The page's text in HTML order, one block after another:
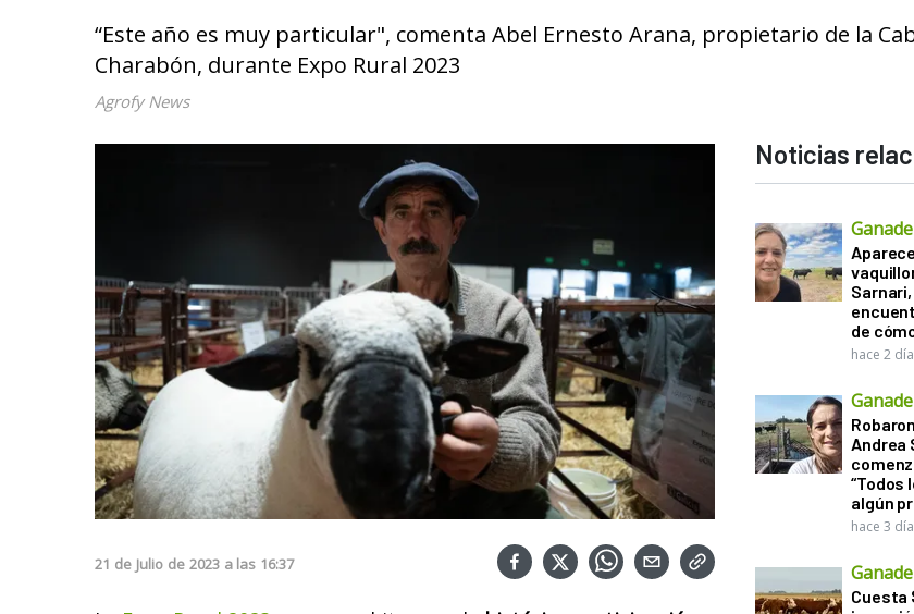
“Este año es muy particular", comenta Abel Ernesto Arana, propietario de la
Charabón, durante Expo Rural 2023
Agrofy News
21 de Julio de 2023 a las 16:37
Noticias
de
hace 2
Andrea
“Todos
algún
hace 3
Cuesta